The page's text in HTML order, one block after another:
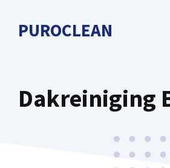
naarPUROCLEAN
Dakreiniging